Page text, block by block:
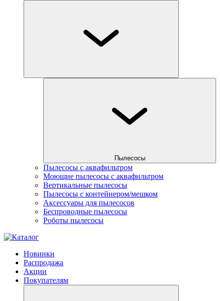
Пылесосы
Пылесосы с аквафильтром
Моющие пылесосы с аквафильтром
Вертикальные пылесосы
Пылесосы с контейнером/мешком
Аксессуары для пылесосов
Беспроводные пылесосы
Роботы пылесосы
Новинки
Распродажа
Акции
Покупателям